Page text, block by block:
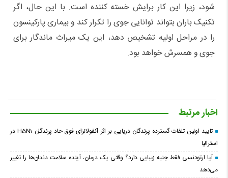
شود، زیرا این کار برایش خسته کننده است. با این حال، اگر
تکنیک باران بتواند توانایی جوی را تکرار کند و بیماری پارکینسون
را در مراحل اولیه تشخیص دهد، این یک میراث ماندگار برای
جوی و همسرش خواهد بود.
اخبار مرتبط
تایید اولین تلفات گسترده پرندگان دریایی بر اثر آنفولانزای فوق حاد پرندگان H5N1 در
استرالیا
آیا ارتودنسی فقط جنبه زیبایی دارد؟ وقتی یک درمان، آینده سلامت دندان‌ها را تغییر
می‌دهد